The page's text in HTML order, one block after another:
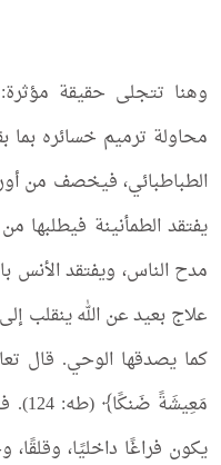
وهنا تتجلى حقيقة
محاولة ترميم خسائره بما
الطباطبائي، فيخصف من
يفتقد الطمأنينة فيطلبها
مدح الناس، ويفتقد الأنس
علاج بعيد عن الله ينقلب
كما يصدقها الوحي. قال
يكون فراغًا داخليًا،